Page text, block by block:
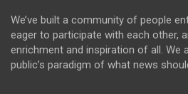
We’ve built a community of people
eager to participate with each other,
enrichment and inspiration of all. We
public’s paradigm of what news